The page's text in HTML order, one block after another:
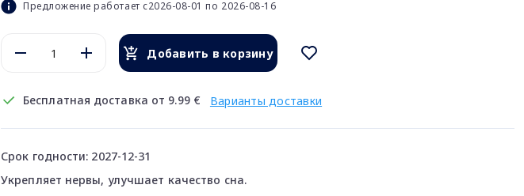
Предложение работает с2026-08-01 по 2026-08-16
Добавить в корзину
Бесплатная доставка от 9.99 € Варианты доставки
Срок годности: 2027-12-31
Укрепляет нервы, улучшает качество сна.